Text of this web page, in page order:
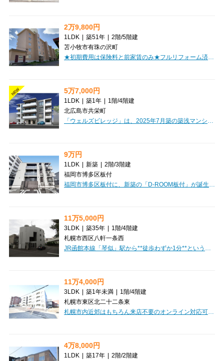
2万9,800円
1LDK | 築51年 | 2階/5階建
苫小牧市有珠の沢町
NEW 5万7,000円
1LDK | 築1年 | 1階/4階建
北広島市共栄町
9万円
1LDK | 新築 | 2階/3階建
福岡市博多区板付
11万5,000円
3LDK | 築35年 | 1階/4階建
札幌市西区八軒一条西
11万4,000円
3LDK | 築1年未満 | 1階/4階建
札幌市東区北二十二条東
4万8,000円
1LDK | 築17年 | 2階/2階建